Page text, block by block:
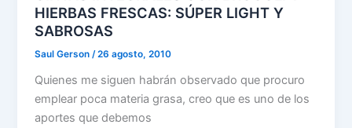
HIERBAS FRESCAS: SÚPER LIGHT Y
SABROSAS
Saul Gerson/26 agosto, 2010
Quienes me siguen habrán observado que procuro
emplear poca materia grasa, creo que es uno de los
aportes que debemos